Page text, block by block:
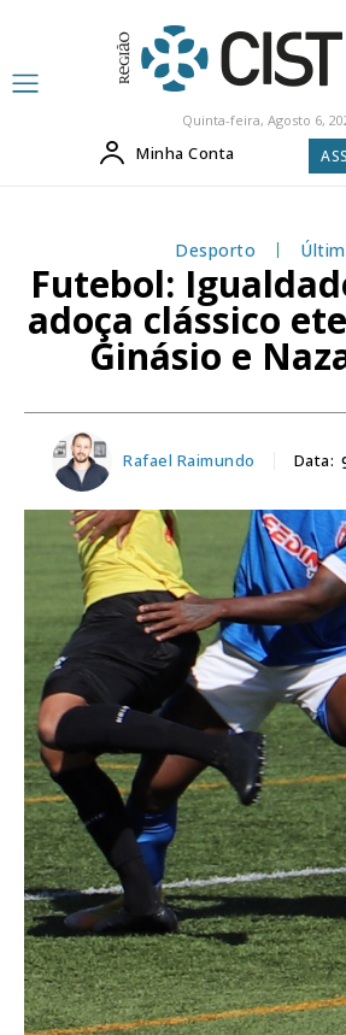
Quinta-feira, Agosto 6,
Minha Conta
Desporto
Futebol:
adoça clássico
Ginásio e
Rafael Raimundo Data: